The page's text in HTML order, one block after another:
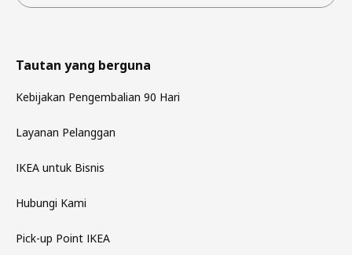
Tautan yang berguna
Kebijakan Pengembalian 90 Hari
Layanan Pelanggan
IKEA untuk Bisnis
Hubungi Kami
Pick-up Point IKEA